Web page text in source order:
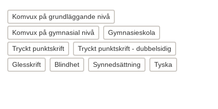
Komvux på grundläggande nivå
Komvux på gymnasial nivå Gymnasieskola
Tryckt punktskrift Tryckt punktskrift - dubbelsidig
Glesskrift Blindhet Synnedsättning Tyska